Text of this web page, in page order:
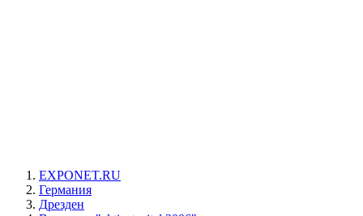
EXPONET.RU
Германия
Дрезден